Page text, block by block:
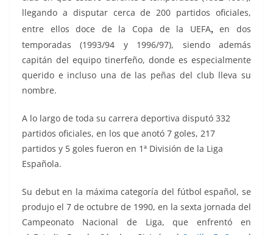
llegando a disputar cerca de 200 partidos oficiales,
entre ellos doce de la Copa de la UEFA,en dos
temporadas (1993/94 y 1996/97), siendo además
capitán del equipo tinerfeño, donde es especialmente
querido e incluso una de las peñas del club lleva su
nombre.
A lo largo de toda su carrera deportiva disputó 332
partidos oficiales, en los que anotó 7 goles, 217
partidos y 5 goles fueron en 1ª División de la Liga
Española.
Su debut en la máxima categoría del fútbol español, se
produjo el 7 de octubre de 1990, en la sexta jornada del
Campeonato Nacional de Liga, que enfrentó en